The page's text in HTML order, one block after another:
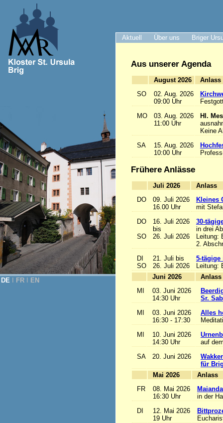
Aktuell Über uns Briger
DE FR EN
Aus unserer Agenda
August 2026
SO
02. Aug. 2026
09:00 Uhr
MO
03. Aug. 2026
11:00 Uhr
Hl.
Keine
SA
15. Aug. 2026
10:00 Uhr
Frühere Anlässe
Juli 2026
DO
09. Juli 2026
16.00 Uhr
Kleines
mit
DO
SO
16. Juli 2026
bis
26. Juli 2026
30-
in drei
Leitung:
2.
DI
SO
21. Juli bis
26. Juli 2026
5-
Leitung:
Juni 2026
MI
03. Juni 2026
14:30 Uhr
Sr.
MI
03. Juni 2026
16:30 - 17:30
Alles
MI
10. Juni 2026
14:30 Uhr
auf
SA
20. Juni 2026
für
Mai 2026
FR
08. Mai 2026
16:30 Uhr
in der
DI
12. Mai 2026
19 Uhr